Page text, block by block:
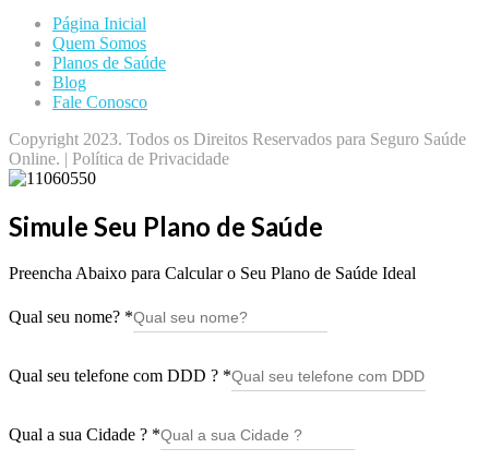
Página Inicial
Quem Somos
Planos de Saúde
Blog
Fale Conosco
Copyright 2023. Todos os Direitos Reservados para Seguro Saúde
Online. | Política de Privacidade
Simule Seu Plano de Saúde
Preencha Abaixo para Calcular o Seu Plano de Saúde Ideal
Qual seu nome? *
Qual seu telefone com DDD ? *
Qual a sua Cidade ? *